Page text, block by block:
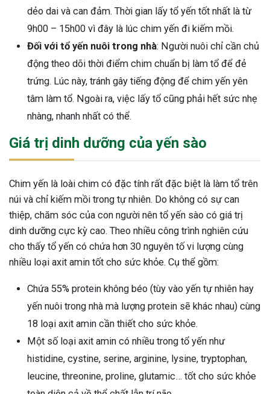
dẻo dai và can đảm. Thời gian lấy tổ yến tốt nhất là từ
9h00 – 15h00 vì đây là lúc chim yến đi kiếm mồi.
Đối với tổ yến nuôi trong nhà: Người nuôi chỉ cần chủ
động theo dõi thời điểm chim chuẩn bị làm tổ để đẻ
trứng. Lúc này, tránh gây tiếng động để chim yến yên
tâm làm tổ. Ngoài ra, việc lấy tổ cũng phải hết sức nhẹ
nhàng, nhanh nhất có thể.
Giá trị dinh dưỡng của yến sào
Chim yến là loài chim có đặc tính rất đặc biệt là làm tổ trên
núi và chỉ kiếm mồi trong tự nhiên. Do không có sự can
thiệp, chăm sóc của con người nên tổ yến sào có giá trị
dinh dưỡng cực kỳ cao. Theo nhiều công trình nghiên cứu
cho thấy tổ yến có chứa hơn 30 nguyên tố vi lượng cùng
nhiều loại axit amin tốt cho sức khỏe. Cụ thể gồm:
Chứa 55% protein không béo (tùy vào yến tự nhiên hay
yến nuôi trong nhà mà lượng protein sẽ khác nhau) cùng
18 loại axit amin cần thiết cho sức khỏe.
Một số loại axit amin có nhiều trong tổ yến như
histidine, cystine, serine, arginine, lysine, tryptophan,
leucine, threonine, proline, glutamic… tốt cho sức khỏe